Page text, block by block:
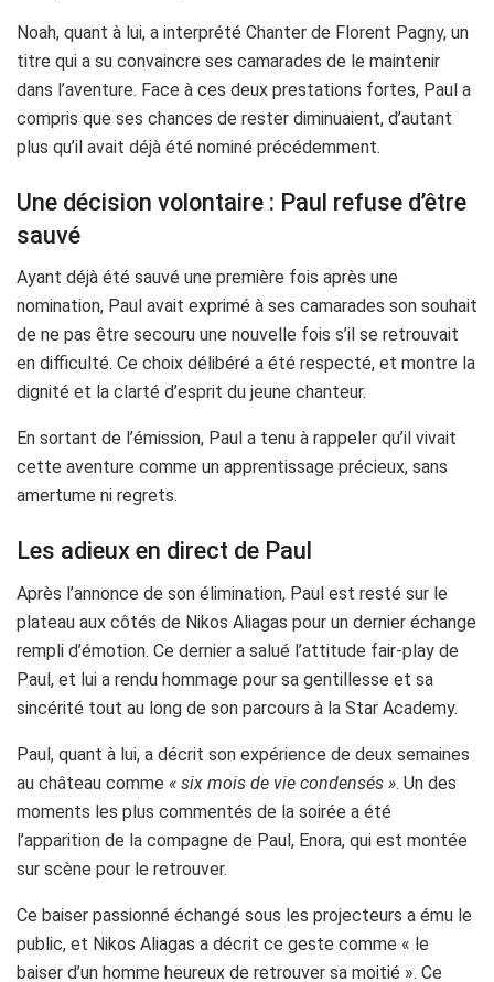
Noah, quant à lui, a interprété Chanter de Florent Pagny, un
titre qui a su convaincre ses camarades de le maintenir
dans l’aventure. Face à ces deux prestations fortes, Paul a
compris que ses chances de rester diminuaient, d’autant
plus qu’il avait déjà été nominé précédemment.
Une décision volontaire : Paul refuse d’être
sauvé
Ayant déjà été sauvé une première fois après une
nomination, Paul avait exprimé à ses camarades son souhait
de ne pas être secouru une nouvelle fois s’il se retrouvait
en difficulté. Ce choix délibéré a été respecté, et montre la
dignité et la clarté d’esprit du jeune chanteur.
En sortant de l’émission, Paul a tenu à rappeler qu’il vivait
cette aventure comme un apprentissage précieux, sans
amertume ni regrets.
Les adieux en direct de Paul
Après l’annonce de son élimination, Paul est resté sur le
plateau aux côtés de Nikos Aliagas pour un dernier échange
rempli d’émotion. Ce dernier a salué l’attitude fair-play de
Paul, et lui a rendu hommage pour sa gentillesse et sa
sincérité tout au long de son parcours à la Star Academy.
Paul, quant à lui, a décrit son expérience de deux semaines
au château comme « six mois de vie condensés ». Un des
moments les plus commentés de la soirée a été
l’apparition de la compagne de Paul, Enora, qui est montée
sur scène pour le retrouver.
Ce baiser passionné échangé sous les projecteurs a ému le
public, et Nikos Aliagas a décrit ce geste comme « le
baiser d’un homme heureux de retrouver sa moitié ». Ce